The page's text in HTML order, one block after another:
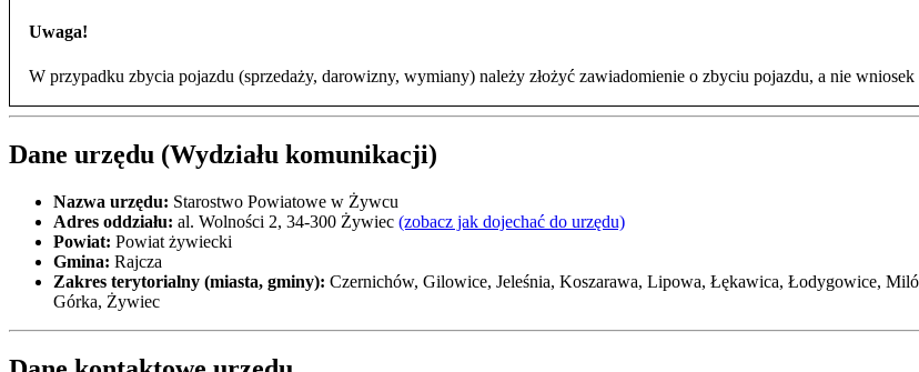
Uwaga!
W przypadku zbycia pojazdu (sprzedaży, darowizny, wymiany) należy złożyć zawiadomienie o zbyciu pojazdu, a nie
Dane urzędu (Wydziału komunikacji)
Nazwa urzędu: Starostwo Powiatowe w Żywcu
Adres oddziału: al. Wolności 2, 34-300 Żywiec (zobacz jak dojechać do urzędu)
Powiat: Powiat żywiecki
Gmina: Rajcza
Zakres terytorialny (miasta, gminy): Czernichów, Gilowice, Jeleśnia, Koszarawa, Lipowa, Łękawica, Łodygowice,
Górka, Żywiec